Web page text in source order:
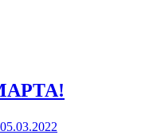
05.03.2022